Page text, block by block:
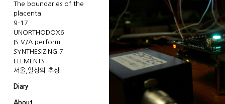
The boundaries of the
placenta
9-17
UNORTHODOX6
IS.V/A perform
SYNTHESIZING 7
ELEMENTS
서울,일상의 추상
Diary